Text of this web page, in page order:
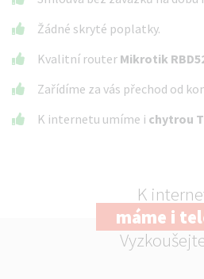
Žádné skryté poplatky.
Kvalitní router Mikrotik
Zařídíme za vás přechod od
K internetu umíme i chytrou
K
máme i